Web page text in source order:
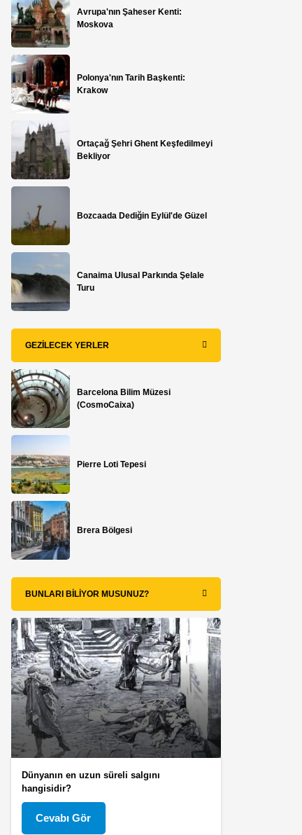
Avrupa'nın Şaheser Kenti:
Moskova
Polonya'nın Tarih Başkenti:
Krakow
Ortaçağ Şehri Ghent Keşfedilmeyi
Bekliyor
Bozcaada Dediğin Eylül'de Güzel
Canaima Ulusal Parkında Şelale
Turu
GEZILECEK YERLER
Barcelona Bilim Müzesi
(CosmoCaixa)
Pierre Loti Tepesi
Brera Bölgesi
BUNLARI BILIYOR MUSUNUZ?
Dünyanın en uzun süreli salgını
hangisidir?
Cevabı Gör